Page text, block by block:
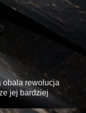
obala rewolucja
jej bardziej